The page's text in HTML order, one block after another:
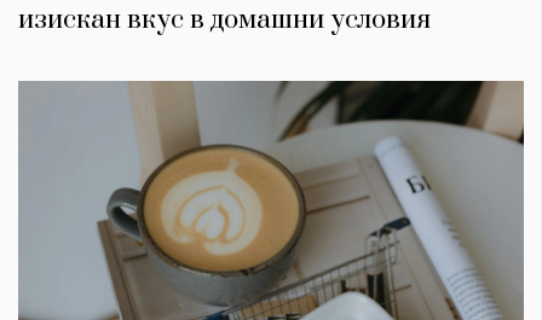
изискан вкус в домашни условия